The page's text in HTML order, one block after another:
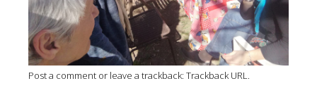
Post a comment or leave a trackback: Trackback URL